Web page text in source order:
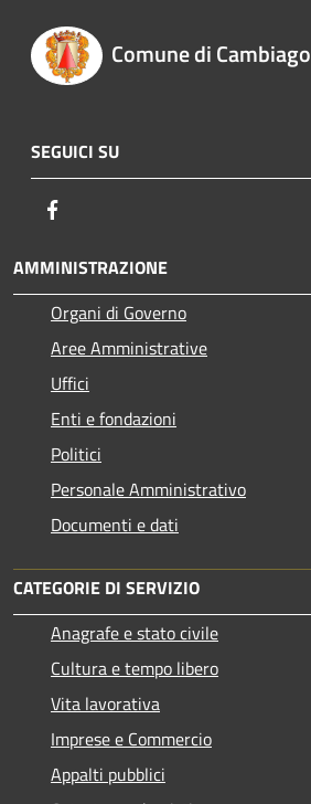
Comune di Cambiago
SEGUICI SU
AMMINISTRAZIONE
Organi di Governo
Aree Amministrative
Uffici
Enti e fondazioni
Politici
Personale Amministrativo
Documenti e dati
CATEGORIE DI SERVIZIO
Anagrafe e stato civile
Cultura e tempo libero
Vita lavorativa
Imprese e Commercio
Appalti pubblici